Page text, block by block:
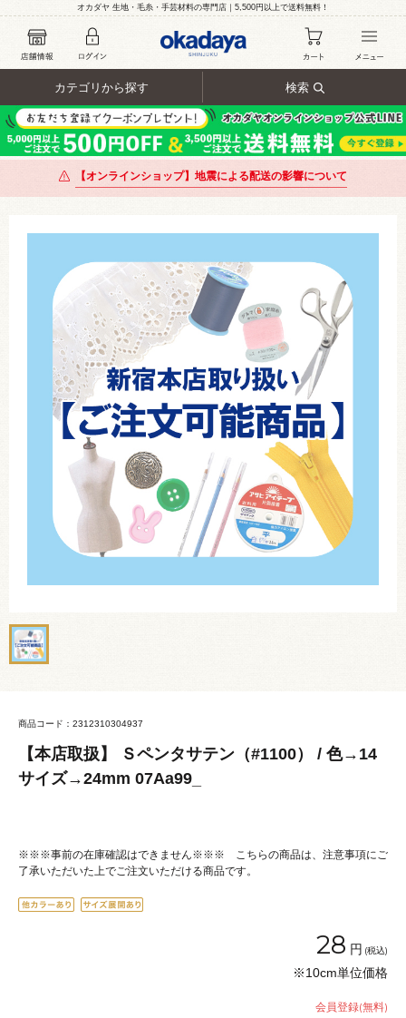
オカダヤ 生地・毛糸・手芸材料の専門店｜5,500円以上で送料無料！
カテゴリから探す 検索
【オンラインショップ】地震による配送の影響について
商品コード：2312310304937
【本店取扱】 Ｓペンタサテン（#1100） / 色→14
サイズ→24mm 07Aa99_
※※※事前の在庫確認はできません※※※ こちらの商品は、注意事項にご
了承いただいた上でご注文いただける商品です。
28 円 (税込)
※10cm単位価格
会員登録(無料)